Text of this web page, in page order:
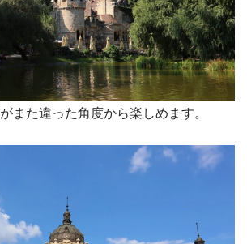
また違った角度から楽しめます。